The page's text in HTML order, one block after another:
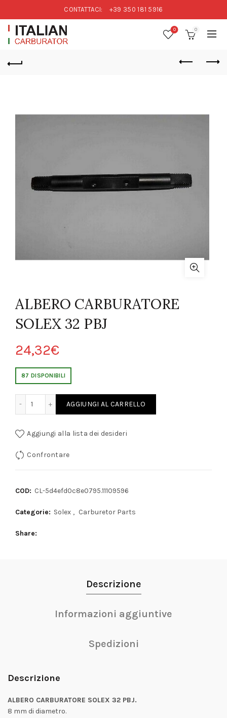
CONTATTACI: +39 350 181 5916
0 0
ALBERO CARBURATORE
SOLEX 32 PBJ
24,32€
87 DISPONIBILI
AGGIUNGI AL CARRELLO
Aggiungi alla lista dei desideri
Confrontare
COD: CL-5d4efd0c8e0795.11109596
Categorie: Solex , Carburetor Parts
Share
Descrizione
Informazioni aggiuntive
Spedizioni
Descrizione
ALBERO CARBURATORE SOLEX 32 PBJ.
8 mm di diametro.